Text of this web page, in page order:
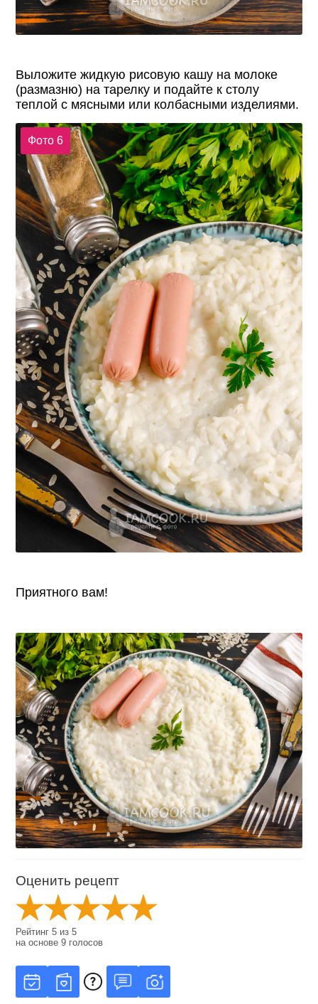
Выложите жидкую рисовую кашу на молоке
(размазню) на тарелку и подайте к столу
теплой с мясными или колбасными изделиями.
Фото 6
Приятного вам!
Оценить рецепт
Рейтинг5 из5
на основе9 голосов